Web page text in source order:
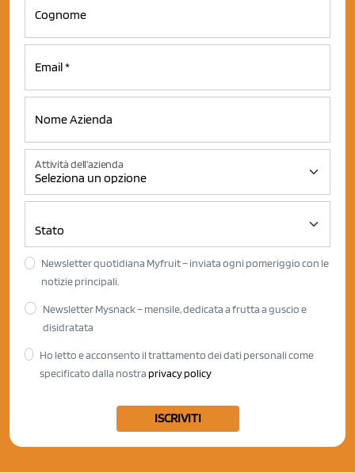
Attività dell'azienda
Newsletter quotidiana Myfruit – inviata ogni pomeriggio con le
notizie principali.
Newsletter Mysnack – mensile, dedicata a frutta a guscio e
disidratata
Ho letto e acconsento il trattamento dei dati personali come
specificato dalla nostra privacy policy
ISCRIVITI